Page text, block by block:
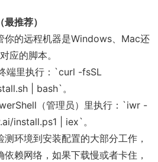
推荐）
你的远程机器是Windows、Mac还
应的脚本。
端里执行：`curl -fsSL
| bash`。
（管理员）里执行：`iwr -
install.ps1 | iex`。
环境到安装配置的大部分工作，
赖网络，如果下载慢或者卡住，